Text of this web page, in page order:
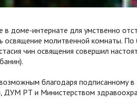
в доме-интернате для умственно
освящение молитвенной комнаты.
чин освящения совершил
благодаря подписанному
ДУМ РТ и Министерством